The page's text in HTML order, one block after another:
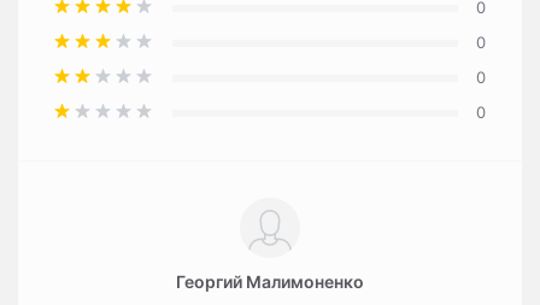
0
0
0
0
Георгий Малимоненко